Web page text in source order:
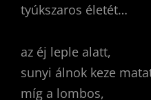
tyúkszaros életét…
az éj leple alatt,
sunyi álnok keze
míg a lombos,